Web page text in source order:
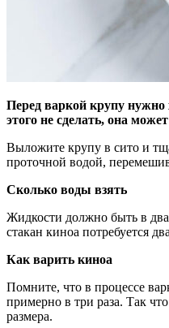
Перед варкой крупу
этого не сделать, она
Выложите крупу в сито и
проточной водой,
Сколько воды взять
Жидкости должно быть в
стакан киноа потребуется
Как варить киноа
Помните, что в процессе
примерно в три раза. Так
размера.